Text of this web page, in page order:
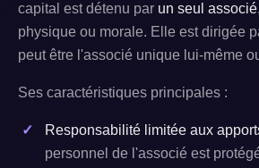
capital est détenu par un seul associé
physique ou morale. Elle est dirigée
peut être l'associé unique lui-même
Ses caractéristiques principales :
Responsabilité limitée aux
personnel de l'associé est